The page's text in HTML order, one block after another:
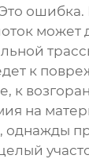
может
к
к
на
однажды